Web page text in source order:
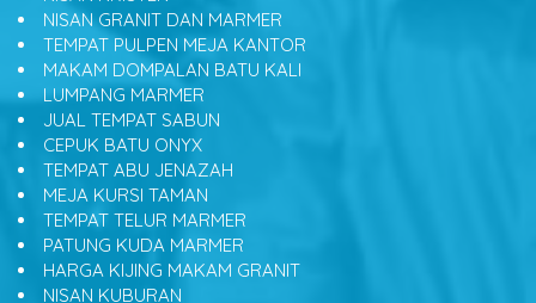
NISAN GRANIT DAN MARMER
TEMPAT PULPEN MEJA KANTOR
MAKAM DOMPALAN BATU KALI
LUMPANG MARMER
JUAL TEMPAT SABUN
CEPUK BATU ONYX
TEMPAT ABU JENAZAH
MEJA KURSI TAMAN
TEMPAT TELUR MARMER
PATUNG KUDA MARMER
HARGA KIJING MAKAM GRANIT
NISAN KUBURAN